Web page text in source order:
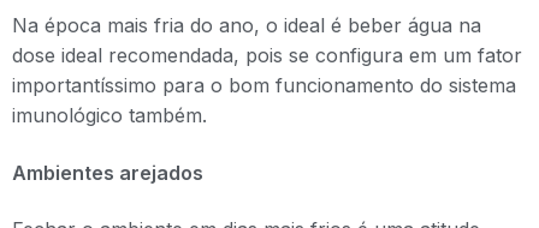
Na época mais fria do ano, o ideal é beber água na
dose ideal recomendada, pois se configura em um fator
importantíssimo para o bom funcionamento do sistema
imunológico também.
Ambientes arejados